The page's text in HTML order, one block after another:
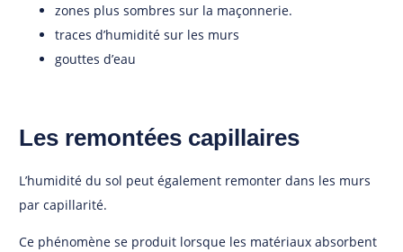
zones plus sombres sur la maçonnerie.
traces d’humidité sur les murs
gouttes d’eau
Les remontées capillaires
L’humidité du sol peut également remonter dans les murs
par capillarité.
Ce phénomène se produit lorsque les matériaux absorbent